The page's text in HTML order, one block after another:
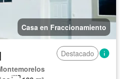
Casa en Fraccionamiento
Destacado